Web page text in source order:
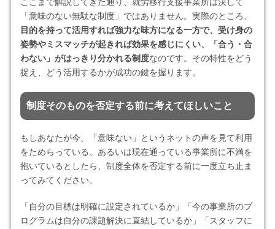
ここまで解説してきた通り、就労移行支援事業所は決して
「意味のない無駄な制度」ではありません。実際のところ、
目的を持って活用すれば強力な味方になる一方で、受け身の
姿勢やミスマッチが起きれば効果を感じにくい、「合う・合
わない」がはっきり分かれる制度なのです。その特性をどう
捉え、どう活用するかが成功の鍵を握ります。
制度そのものを否定する前に考えてほしいこと
もしあなたが今、「意味ない」というネットの声を見て利用
をためらっている、あるいは現在通っている事業所に不満を
抱いているとしたら、制度全体を否定する前に一度立ち止ま
ってみてください。
「自分の目標は明確に設定されているか」「今の事業所のプ
ログラムは自分の課題解決に直結しているか」「スタッフに